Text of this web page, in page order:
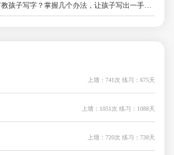
孩子写字？掌握几个办法，让孩子写出一手好字
上墙：741次 练习：675天
上墙：1051次 练习：1088天
上墙：720次 练习：738天